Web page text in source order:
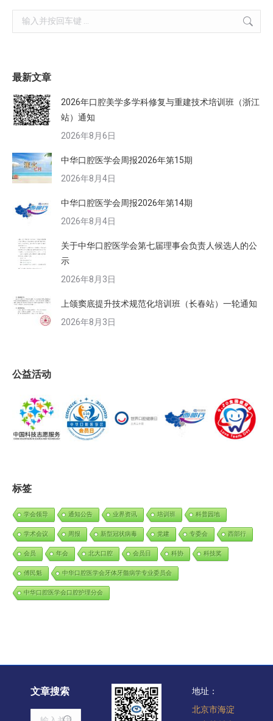
Search:
最新文章
2026年口腔美学多学科修复与重建技术培训班（浙江
站）通知
2026年8月6日
中华口腔医学会周报2026年第15期
2026年8月4日
中华口腔医学会周报2026年第14期
2026年8月4日
关于中华口腔医学会第七届理事会负责人候选人的公
示
2026年8月3日
上颌窦底提升技术规范化培训班（长春站）一轮通知
2026年8月3日
公益活动
标签
学会领导 通知公告 业界资讯 培训班 科普园地
学术会议 周报 新型冠状病毒 党建 专委会 西部行
会员 年会 北大口腔 会员日 科协 科技奖
傅民魁 中华口腔医学会牙体牙髓病学专业委员会
中华口腔医学会口腔护理分会
文章搜索
Search:
地址：
北京市海淀